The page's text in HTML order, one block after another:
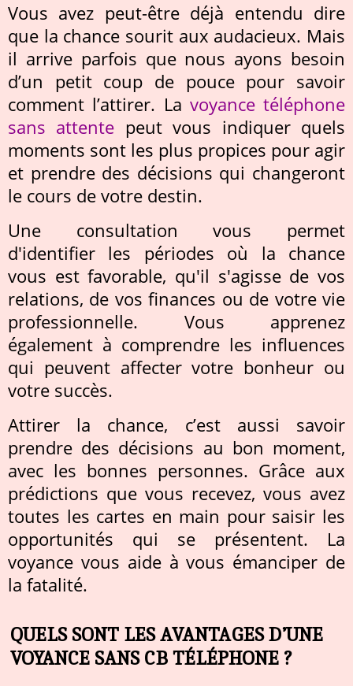
Vous avez peut-être déjà entendu dire
que la chance sourit aux audacieux. Mais
il arrive parfois que nous ayons besoin
d’un petit coup de pouce pour savoir
comment l’attirer. La voyance téléphone
sans attente peut vous indiquer quels
moments sont les plus propices pour agir
et prendre des décisions qui changeront
le cours de votre destin.
Une consultation vous permet
d'identifier les périodes où la chance
vous est favorable, qu'il s'agisse de vos
relations, de vos finances ou de votre vie
professionnelle. Vous apprenez
également à comprendre les influences
qui peuvent affecter votre bonheur ou
votre succès.
Attirer la chance, c’est aussi savoir
prendre des décisions au bon moment,
avec les bonnes personnes. Grâce aux
prédictions que vous recevez, vous avez
toutes les cartes en main pour saisir les
opportunités qui se présentent. La
voyance vous aide à vous émanciper de
la fatalité.
QUELS SONT LES AVANTAGES D’UNE
VOYANCE SANS CB TÉLÉPHONE ?